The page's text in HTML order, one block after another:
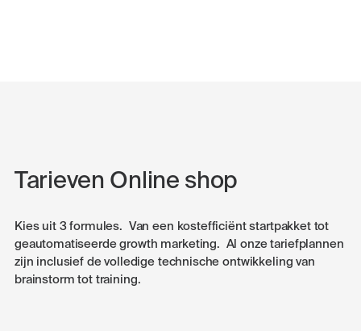
Tarieven Online shop
Kies uit 3 formules. Van een kostefficiënt startpakket tot
geautomatiseerde growth marketing. Al onze tariefplannen
zijn inclusief de volledige technische ontwikkeling van
brainstorm tot training.